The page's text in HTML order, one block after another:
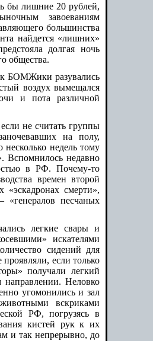
бы лишние 20 рублей,
завоеваниям
большинства
найдется «лишних»
долгая ночь
общества.
БОМЖики разувались
воздух вымещался
и пота различной
не считать группы
на полу,
несколько недель тому
Вспомнилось недавно
в РФ. Почему-то
времен второй
смерти»,
песчаных
легкие свары и
искателями
сидений для
если только
получали легкий
направлении. Неловко
угомонились и зал
вскриками
РФ, погрузясь в
кистей рук к их
и так непрерывно, до